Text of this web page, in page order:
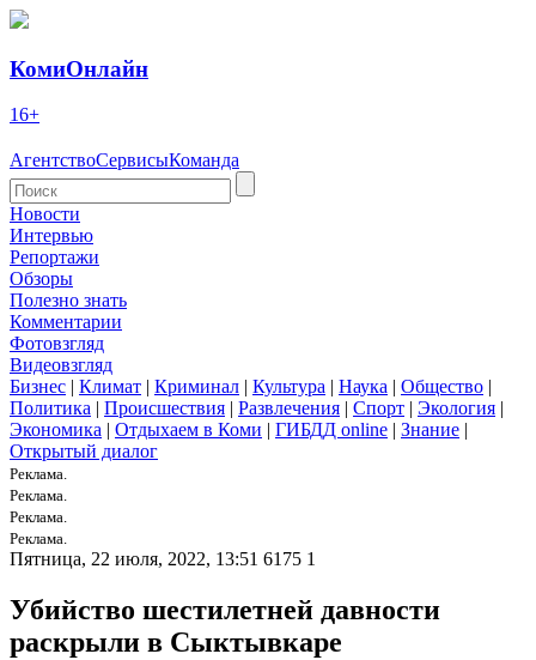
КомиОнлайн
16+
АгентствоСервисыКоманда
Новости
Интервью
Репортажи
Обзоры
Полезно знать
Комментарии
Фотовзгляд
Видеовзгляд
Бизнес | Климат | Криминал | Культура | Наука | Общество |
Политика | Происшествия | Развлечения | Спорт | Экология |
Экономика | Отдыхаем в Коми | ГИБДД online | Знание |
Открытый диалог
Реклама.
Реклама.
Реклама.
Реклама.
Пятница, 22 июля, 2022, 13:51 6175 1
Убийство шестилетней давности
раскрыли в Сыктывкаре